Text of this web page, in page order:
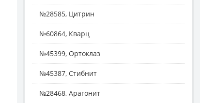
№28585, Цитрин
№60864, Кварц
№45399, Ортоклаз
№45387, Стибнит
№28468, Арагонит